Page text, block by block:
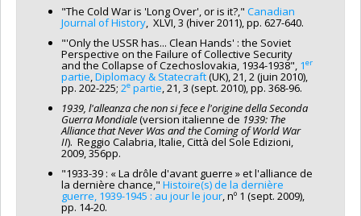
"The Cold War is 'Long Over', or is it?," Canadian
Journal of History, XLVI, 3 (hiver 2011), pp. 627-640.
"'Only the USSR has... Clean Hands' : the Soviet
Perspective on the Failure of Collective Security
and the Collapse of Czechoslovakia, 1934-1938", 1er
partie,Diplomacy & Statecraft(UK), 21, 2 (juin 2010),
pp. 202-225; 2e partie, 21, 3 (sept. 2010), pp. 368-96.
1939, l'alleanza che non si fece e l'origine della Seconda
Guerra Mondiale(version italienne de 1939: The
Alliance that Never Was and the Coming of World War
II). Reggio Calabria, Italie, Città del Sole Edizioni,
2009, 356pp.
"1933-39 : « La drôle d'avant guerre » et l'alliance de
la dernière chance," Histoire(s) de la dernière
guerre, 1939-1945 : au jour le jour, nº 1 (sept. 2009),
pp. 14-20.